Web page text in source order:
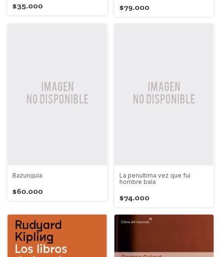
$35.000 $79.000
Bazungula
$60.000
La penultima vez que fui
hombre bala
$74.000